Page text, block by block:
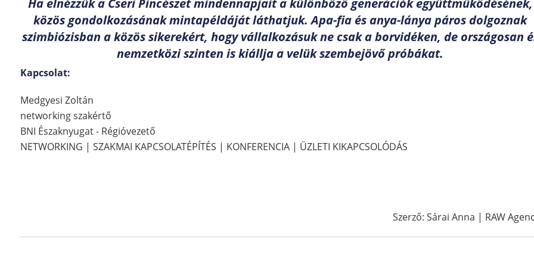
Ha elnézzük a Cseri Pincészet mindennapjait a különböző generációk együttműködésének,
közös gondolkozásának mintapéldáját láthatjuk. Apa-fia és anya-lánya páros dolgoznak
szimbiózisban a közös sikerekért, hogy vállalkozásuk ne csak a borvidéken, de országosan
nemzetközi szinten is kiállja a velük szembejövő próbákat.
Kapcsolat:
Medgyesi Zoltán
networking szakértő
BNI Északnyugat - Régióvezető
NETWORKING | SZAKMAI KAPCSOLATÉPÍTÉS | KONFERENCIA | ÜZLETI KIKAPCSOLÓDÁS
Szerző: Sárai Anna | RAW